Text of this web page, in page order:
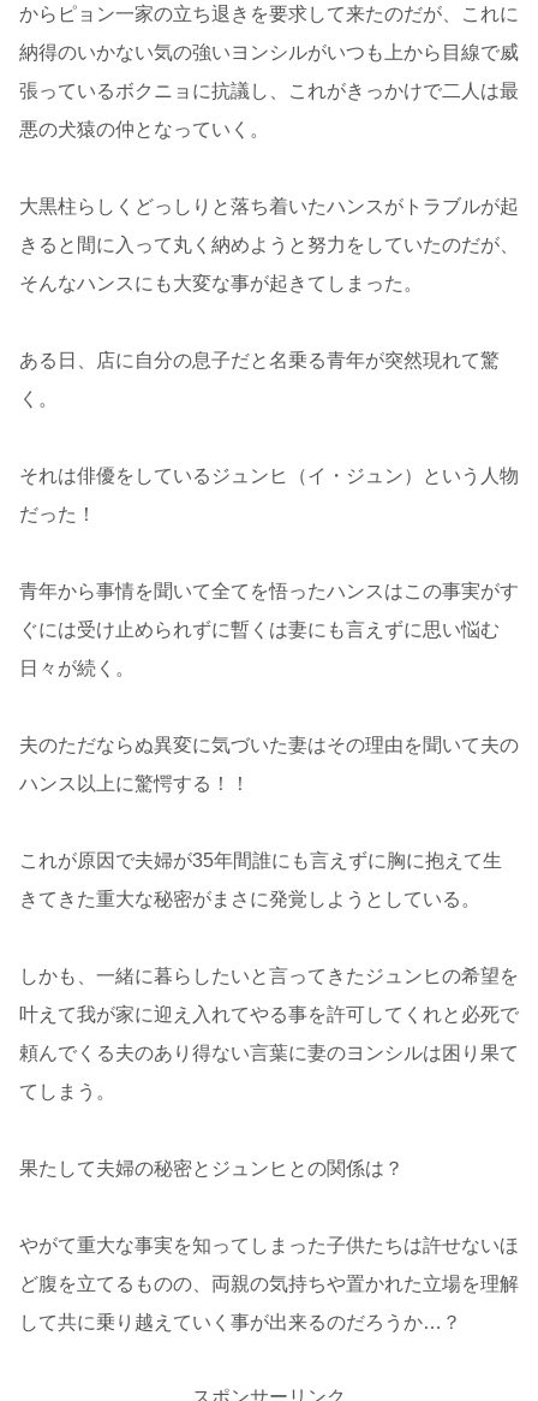
からピョン一家の立ち退きを要求して来たのだが、これに
納得のいかない気の強いヨンシルがいつも上から目線で威
張っているボクニョに抗議し、これがきっかけで二人は最
悪の犬猿の仲となっていく。
大黒柱らしくどっしりと落ち着いたハンスがトラブルが起
きると間に入って丸く納めようと努力をしていたのだが、
そんなハンスにも大変な事が起きてしまった。
ある日、店に自分の息子だと名乗る青年が突然現れて驚
く。
それは俳優をしているジュンヒ（イ・ジュン）という人物
だった！
青年から事情を聞いて全てを悟ったハンスはこの事実がす
ぐには受け止められずに暫くは妻にも言えずに思い悩む
日々が続く。
夫のただならぬ異変に気づいた妻はその理由を聞いて夫の
ハンス以上に驚愕する！！
これが原因で夫婦が35年間誰にも言えずに胸に抱えて生
きてきた重大な秘密がまさに発覚しようとしている。
しかも、一緒に暮らしたいと言ってきたジュンヒの希望を
叶えて我が家に迎え入れてやる事を許可してくれと必死で
頼んでくる夫のあり得ない言葉に妻のヨンシルは困り果て
てしまう。
果たして夫婦の秘密とジュンヒとの関係は？
やがて重大な事実を知ってしまった子供たちは許せないほ
ど腹を立てるものの、両親の気持ちや置かれた立場を理解
して共に乗り越えていく事が出来るのだろうか…？
スポンサーリンク